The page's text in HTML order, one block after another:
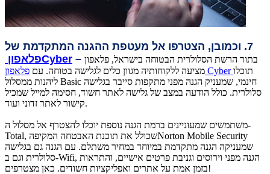
7. וכמובן, הצטרפו אל מעטפת ההגנה המתקדמת של
פלאפוןCyber – בתור הרשת הסלולרית הבטוחה בישראל, פלאפון
מציעה ללקוחותיה מגוון כלים לגלישה בטוחה. עם פלאפון Cyberתוכלו
ליהנות ממסלול Basic חינמי, שמעניק הגנה מפני מתקפות סייבר בגלישה
סלולרית. כולל הודעה במצב של גלישה לאתר חשוד, חסימה למייל שמכיל
קישור לאתר זדוני ועוד.
משתמשים שמעוניינים ברמת הגנה נוספת יוכלו להצטרף אל מסלול ה-
Total, שכולל את תוכנת האבטחה המקיפהNorton Mobile Security
שמעניקה הגנה מתקדמת במיוחד במחיר משתלם. עם הגנה גם בגלישה
סלולרית וגם ב-Wifi, הגנה מפני וירוסים וגניבת פרטים אישיים, והתראות
בזמן אמת על אתרים ואפליקציות חשודים. כאן מצטרפים!